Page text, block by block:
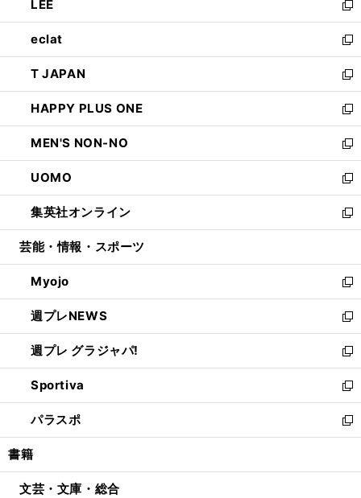
く
で
開
く
ド
ウ
で
開
く
ィ
ン
ド
ウ
で
開
く
い
ウ
ィ
ン
ド
ウ
で
開
く
LEE
新
し
い
ウ
ィ
ン
ド
ウ
で
開
く
eclat
新
し
い
ウ
ィ
ン
ド
ウ
で
開
く
T JAPAN
新
し
い
ウ
ィ
ン
ド
ウ
で
開
HAPPY PLUS ONE
新
し
い
ウ
ィ
ン
ド
ウ
開
く
MEN'S NON-NO
新
し
い
ウ
ィ
ン
ウ
で
開
く
UOMO
新
し
い
ウ
ン
ド
ウ
で
開
く
集英社オンライン
新
し
ウ
ィ
ン
ド
ウ
で
開
く
芸能・情報・スポーツ
Myojo
新
し
い
ウ
ィ
ン
ド
ウ
で
開
週プレNEWS
新
し
い
ウ
ィ
ン
ド
ウ
開
週プレ グラジャパ!
新
し
い
ウ
ィ
ン
ウ
Sportiva
新
し
い
ウ
ン
パラスポ
新
し
ウ
書籍
文芸・文庫・総合